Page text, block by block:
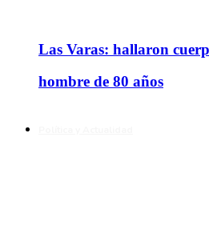
Las Varas: hallaron
hombre de 80 años